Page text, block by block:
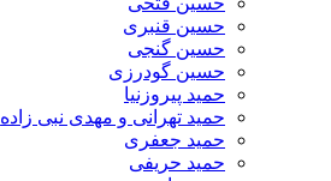
حسین قنبری
حسین گنجی
حسین گودرزی
حمید پیروزنیا
حمید تهرانی و مهدی نبی زاده
حمید جعفری
حمید حریفی